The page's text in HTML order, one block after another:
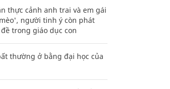
thực cảnh anh trai và em gái
người tinh ý còn phát
trong giáo dục con
thường ở bằng đại học của